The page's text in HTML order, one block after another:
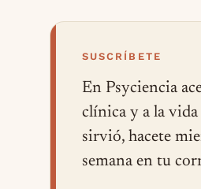
SUSCRÍBETE
En Psyciencia
clínica y a la
sirvió, hacete
semana en tu